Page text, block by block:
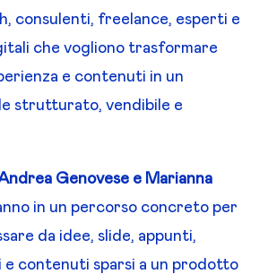
consulenti, freelance, esperti e
che vogliono trasformare
e contenuti in un
strutturato, vendibile e
Genovese e Marianna
in un percorso concreto per
da idee, slide, appunti,
e contenuti sparsi a un prodotto